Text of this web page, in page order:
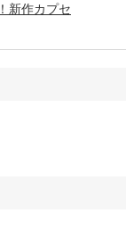
新作カプセ